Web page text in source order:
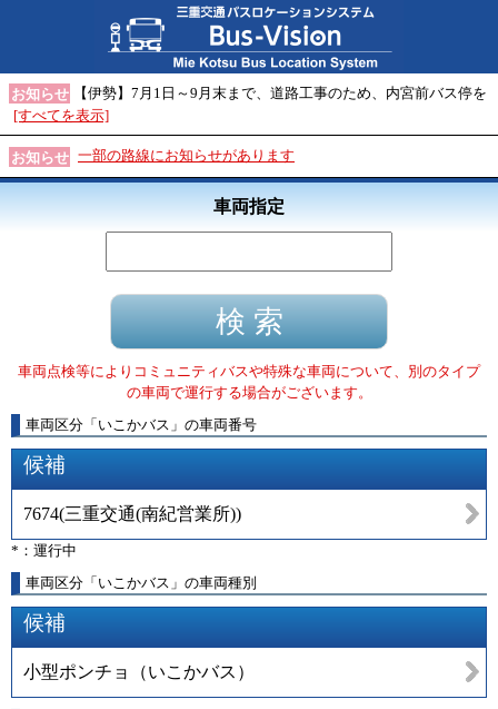
お知らせ
【伊勢】7月1日～9月末まで、道路工事のため、内宮前バス停を
[すべてを表示]
お知らせ 一部の路線にお知らせがあります
車両指定
車両点検等によりコミュニティバスや特殊な車両について、別のタイプ
の車両で運行する場合がございます。
車両区分 「 いこかバス 」 の車両番号
候補
7674(三重交通(南紀営業所))
*：運行中
車両区分「いこかバス」の車両種別
候補
小型ポンチョ（いこかバス）